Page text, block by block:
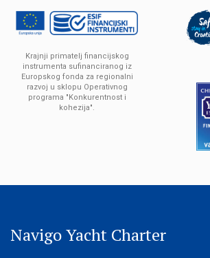
proizvodnje:
Ležajevi :
Cijena:
Solar panels
13.76 m
od2.000 € / Tjedan
Krajnji primatelj financijskog
instrumenta sufinanciranog iz
Europskog fonda za regionalni
razvoj u sklopu Operativnog
programa "Konkurentnost i
kohezija".
Navigo Yacht Charter